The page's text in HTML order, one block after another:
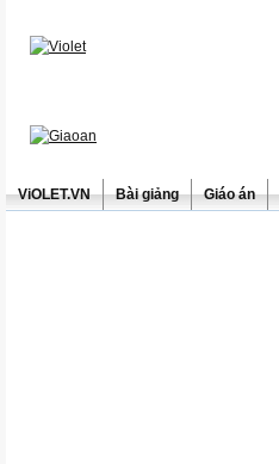
ViOLET.VN Bài giảng Giáo án